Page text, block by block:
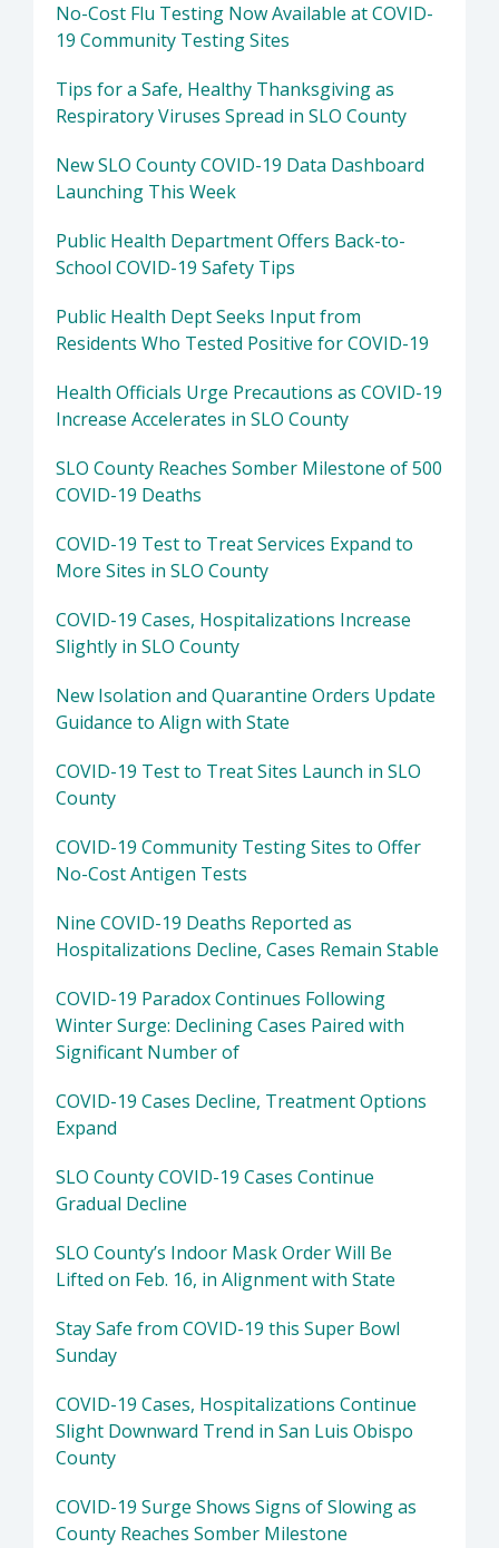
No-Cost Flu Testing Now Available at COVID-
19 Community Testing Sites
Tips for a Safe, Healthy Thanksgiving as
Respiratory Viruses Spread in SLO County
New SLO County COVID-19 Data Dashboard
Launching This Week
Public Health Department Offers Back-to-
School COVID-19 Safety Tips
Public Health Dept Seeks Input from
Residents Who Tested Positive for COVID-19
Health Officials Urge Precautions as COVID-19
Increase Accelerates in SLO County
SLO County Reaches Somber Milestone of 500
COVID-19 Deaths
COVID-19 Test to Treat Services Expand to
More Sites in SLO County
COVID-19 Cases, Hospitalizations Increase
Slightly in SLO County
New Isolation and Quarantine Orders Update
Guidance to Align with State
COVID-19 Test to Treat Sites Launch in SLO
County
COVID-19 Community Testing Sites to Offer
No-Cost Antigen Tests
Nine COVID-19 Deaths Reported as
Hospitalizations Decline, Cases Remain Stable
COVID-19 Paradox Continues Following
Winter Surge: Declining Cases Paired with
Significant Number of
COVID-19 Cases Decline, Treatment Options
Expand
SLO County COVID-19 Cases Continue
Gradual Decline
SLO County’s Indoor Mask Order Will Be
Lifted on Feb. 16, in Alignment with State
Stay Safe from COVID-19 this Super Bowl
Sunday
COVID-19 Cases, Hospitalizations Continue
Slight Downward Trend in San Luis Obispo
County
COVID-19 Surge Shows Signs of Slowing as
County Reaches Somber Milestone